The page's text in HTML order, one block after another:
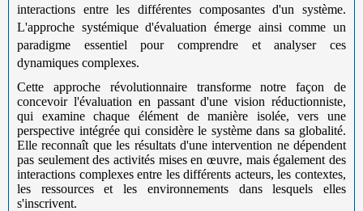
interactions entre les différentes composantes d'un système.
L'approche systémique d'évaluation émerge ainsi comme un
paradigme essentiel pour comprendre et analyser ces
dynamiques complexes.
Cette approche révolutionnaire transforme notre façon de
concevoir l'évaluation en passant d'une vision réductionniste,
qui examine chaque élément de manière isolée, vers une
perspective intégrée qui considère le système dans sa globalité.
Elle reconnaît que les résultats d'une intervention ne dépendent
pas seulement des activités mises en œuvre, mais également des
interactions complexes entre les différents acteurs, les contextes,
les ressources et les environnements dans lesquels elles
s'inscrivent.